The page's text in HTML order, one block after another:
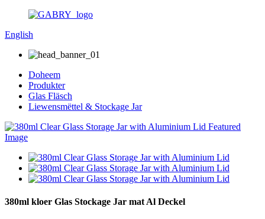
English
Doheem
Produkter
Glas Fläsch
Liewensmëttel & Stockage Jar
380ml kloer Glas Stockage Jar mat Al Deckel